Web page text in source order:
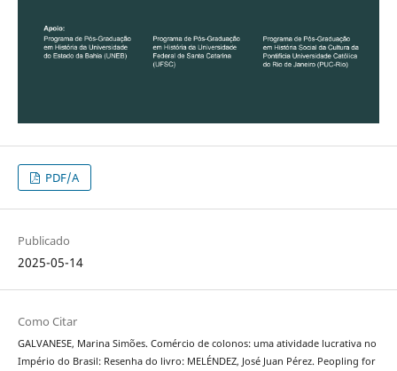
PDF/A
Publicado
2025-05-14
Como Citar
GALVANESE, Marina Simões. Comércio de colonos: uma atividade lucrativa no
Império do Brasil: Resenha do livro: MELÉNDEZ, José Juan Pérez. Peopling for